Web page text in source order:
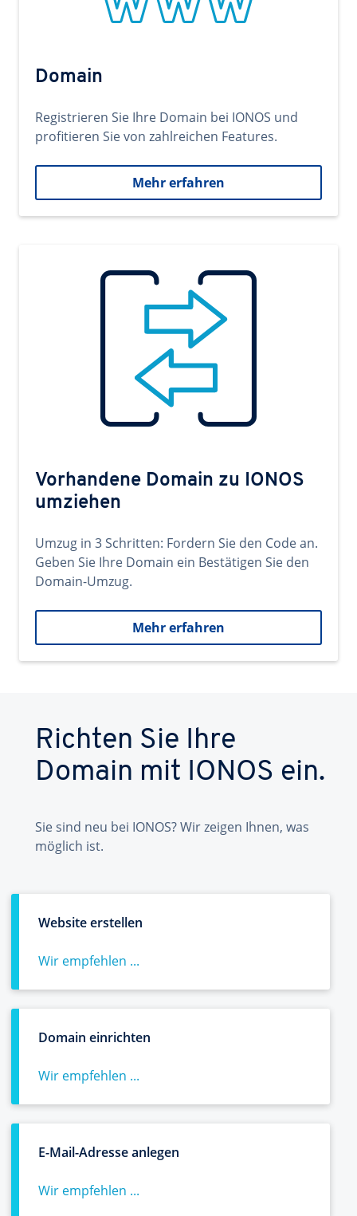
Domain
Registrieren Sie Ihre Domain bei IONOS und
profitieren Sie von zahlreichen Features.
Mehr erfahren
Vorhandene Domain zu IONOS
umziehen
Umzug in 3 Schritten: Fordern Sie den Code an.
Geben Sie Ihre Domain ein Bestätigen Sie den
Domain-Umzug.
Mehr erfahren
Richten Sie Ihre
Domain mit IONOS ein.
Sie sind neu bei IONOS? Wir zeigen Ihnen, was
möglich ist.
Website erstellen
Wir empfehlen ...
Domain einrichten
Wir empfehlen ...
E-Mail-Adresse anlegen
Wir empfehlen ...